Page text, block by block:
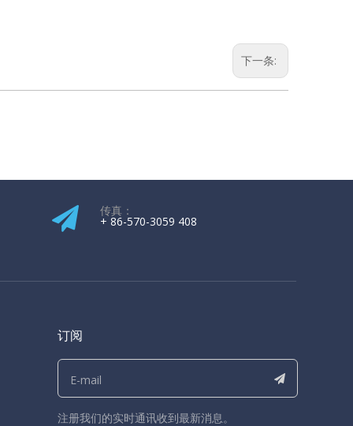
下一条:
传真：
+ 86-570-3059 408
订阅
注册我们的实时通讯收到最新消息。